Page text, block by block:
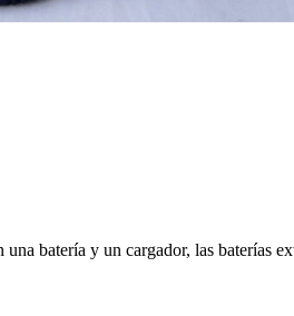
batería y un cargador, las baterías